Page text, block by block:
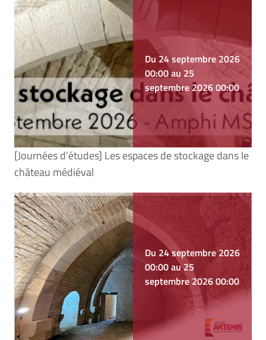
Du 24 septembre 2026
00:00 au 25
septembre 2026 00:00
[Journées d’études] Les espaces de stockage dans le
château médiéval
Du 24 septembre 2026
00:00 au 25
septembre 2026 00:00